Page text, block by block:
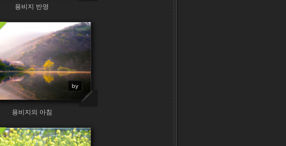
용비지 반영
by
용비지의 아침